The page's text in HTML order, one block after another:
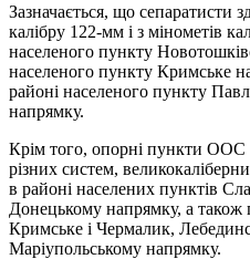
Зазначається, що сепаратисти
калібру 122-мм і з мінометів
населеного пункту
населеного пункту Кримське
районі населеного пункту
напрямку.
Крім того, опорні пункти ООС
різних систем,
в районі населених пунктів
Донецькому напрямку, а також
Кримське і Чермалик,
Маріупольському напрямку.